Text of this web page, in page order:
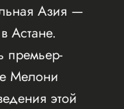
Азия —
Астане.
премьер-
Мелони
этой